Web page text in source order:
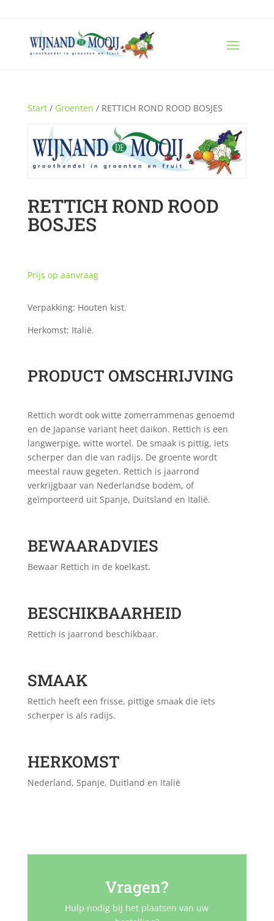
Start/ Groenten / RETTICH ROND ROOD BOSJES
RETTICH ROND ROOD
BOSJES
Prijs op aanvraag
Verpakking: Houten kist.
Herkomst: Italië.
PRODUCT OMSCHRIJVING
Rettich wordt ook witte zomerrammenas genoemd
en de Japanse variant heet daikon. Rettich is een
langwerpige, witte wortel. De smaak is pittig, iets
scherper dan die van radijs. De groente wordt
meestal rauw gegeten. Rettich is jaarrond
verkrijgbaar van Nederlandse bodem, of
geïmporteerd uit Spanje, Duitsland en Italië.
BEWAARADVIES
Bewaar Rettich in de koelkast.
BESCHIKBAARHEID
Rettich is jaarrond beschikbaar.
SMAAK
Rettich heeft een frisse, pittige smaak die iets
scherper is als radijs.
HERKOMST
Nederland, Spanje, Duitland en Italië
Vragen?
Hulp nodig bij het plaatsen van uw